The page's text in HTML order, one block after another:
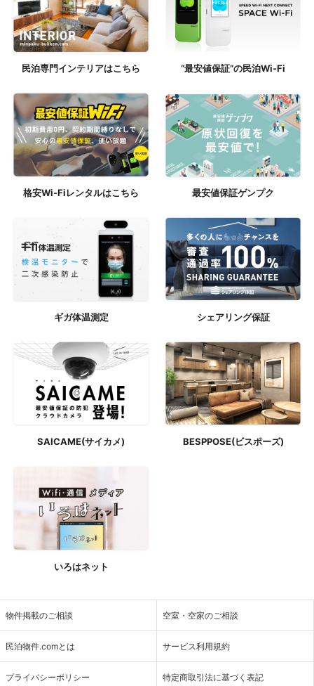
民泊専門インテリアはこちら “最安値保証”の民泊Wi-Fi
格安Wi-Fiレンタルはこちら 最安値保証ゲンプク
ギガ体温測定 シェアリング保証
SAICAME(サイカメ) BESPPOSE(ビスポーズ)
いろはネット
物件掲載のご相談 空室・空家のご相談
民泊物件.comとは サービス利用規約
プライバシーポリシー 特定商取引法に基づく表記